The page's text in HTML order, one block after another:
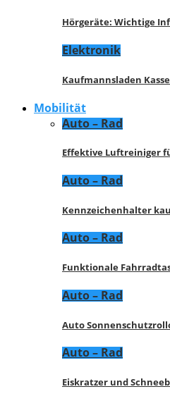
Hörgeräte: Wichtige
Elektronik
Kaufmannsladen
Mobilität
Auto – Rad
Effektive Luftreiniger
Auto – Rad
Kennzeichenhalter
Auto – Rad
Funktionale
Auto – Rad
Auto
Auto – Rad
Eiskratzer und